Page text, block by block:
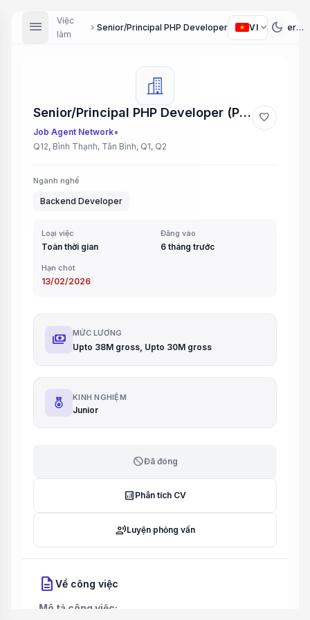
menu
Việc
làm
chevron_right Senior/Principal PHP Developer (PHP Developer), Middle/Senior PHP Developer (PHP Developer), Middle/Senior Java Developer (Java Developer), Backend Developer (RoR/Golang) (Backend Developer), Senior Golang Developer (Golang Developer)
VI expand_more dark_mode
Senior/Principal PHP Developer (PHP Developer), Middle/Senior PHP Developer (PHP Developer), Middle/Senior Java Developer (Java Developer), Backend Developer (RoR/Golang) (Backend Developer), Senior Golang Developer (Golang Developer)
Job Agent Network•
Q12, Bình Thạnh, Tân Bình, Q1, Q2
favorite
Ngành nghề
Backend Developer
Loại việc
Toàn thời gian
Đăng vào
6 tháng trước
Hạn chót
13/02/2026
payments MỨC LƯƠNG
Upto 38M gross, Upto 30M gross
KINH NGHIỆM
Junior
blockĐã đóng
analytics Phân tích CV
record_voice_overLuyện phỏng vấn
description Về công việc
Mô tả công việc: